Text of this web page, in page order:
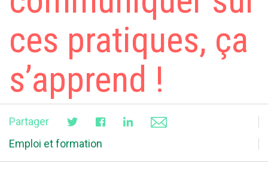
ces pratiques, ça
s’apprend !
Partager
Emploi et formation